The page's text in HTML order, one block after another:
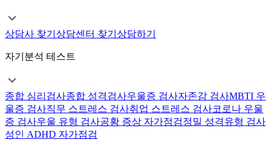
상담사 찾기 상담센터 찾기 상담하기
자기분석 테스트
종합 심리검사종합 성격검사우울증 검사자존감 검사MBTI 우
울증 검사직무 스트레스 검사취업 스트레스 검사코로나 우울
증 검사우울 유형 검사공황 증상 자가점검정밀 성격유형 검사
성인 ADHD 자가점검